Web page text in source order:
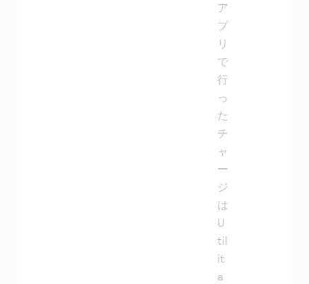
ア
プ
リ
で
行
っ
た
チ
ャ
ー
ジ
は
U
til
it
a